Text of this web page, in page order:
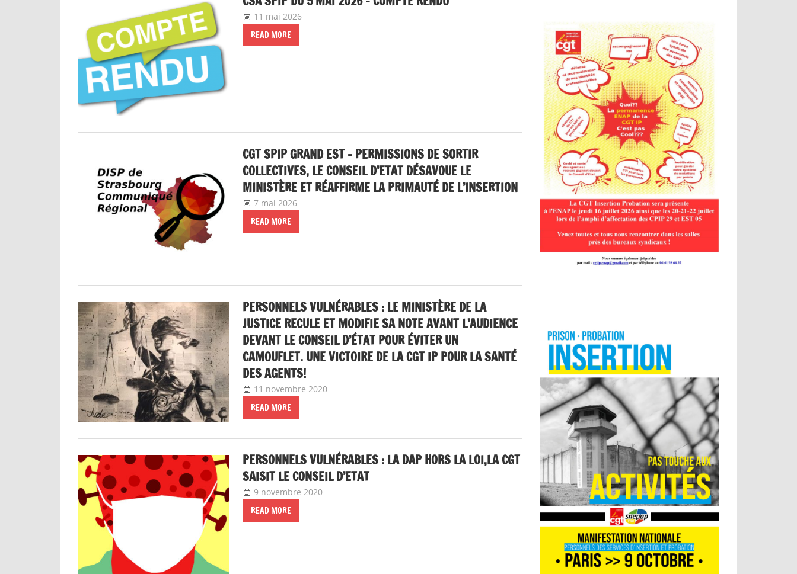
11 mai 2026
READ MORE
CGT SPIP GRAND EST – PERMISSIONS DE SORTIR
COLLECTIVES, LE CONSEIL D’ETAT DÉSAVOUE LE
MINISTÈRE ET RÉAFFIRME LA PRIMAUTÉ DE L’INSERTION
7 mai 2026
READ MORE
PERSONNELS VULNÉRABLES : LE MINISTÈRE DE LA
JUSTICE RECULE ET MODIFIE SA NOTE AVANT L’AUDIENCE
DEVANT LE CONSEIL D’ÉTAT POUR ÉVITER UN
CAMOUFLET. UNE VICTOIRE DE LA CGT IP POUR LA SANTÉ
DES AGENTS!
11 novembre 2020
READ MORE
PERSONNELS VULNÉRABLES : LA DAP HORS LA LOI,LA CGT
SAISIT LE CONSEIL D’ETAT
9 novembre 2020
READ MORE